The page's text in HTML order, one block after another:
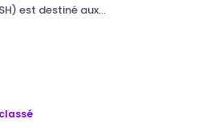
est destiné aux...